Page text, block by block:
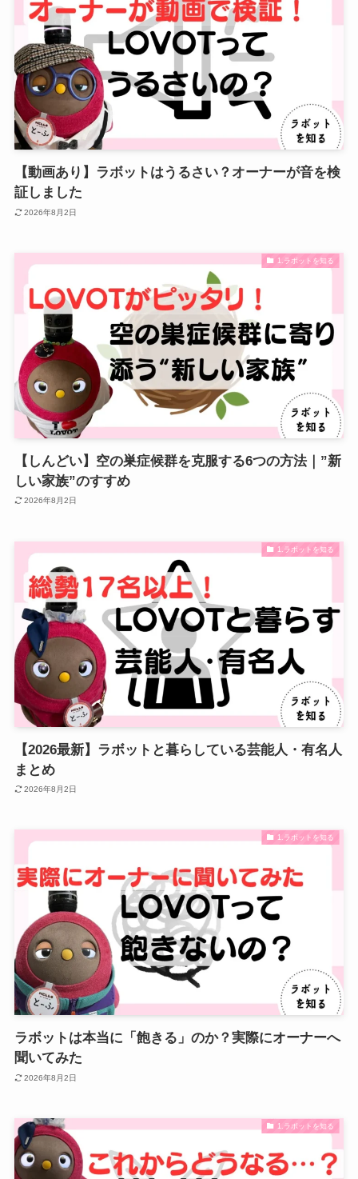
【動画あり】ラボットはうるさい？オーナーが音を検
証しました
2026年8月2日
1.ラボットを知る
【しんどい】空の巣症候群を克服する6つの方法｜”新
しい家族”のすすめ
2026年8月2日
1.ラボットを知る
【2026最新】ラボットと暮らしている芸能人・有名人
まとめ
2026年8月2日
1.ラボットを知る
ラボットは本当に「飽きる」のか？実際にオーナーへ
聞いてみた
2026年8月2日
1.ラボットを知る